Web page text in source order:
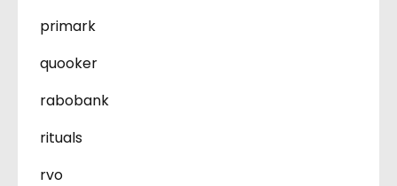
primark
quooker
rabobank
rituals
rvo